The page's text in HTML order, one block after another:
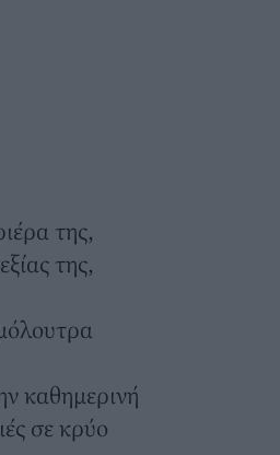
της,
της,
καθημερινή
σε κρύο